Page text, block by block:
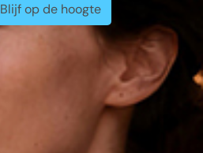
Blijf op de hoogte